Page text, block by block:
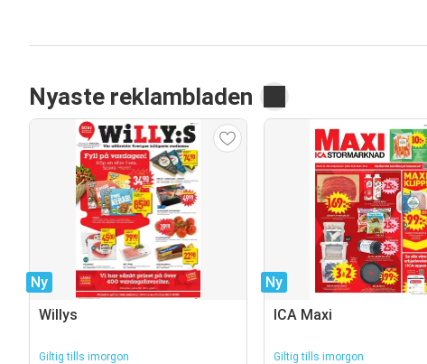
Nyaste reklambladen
Ny
Willys
Giltig tills imorgon
Ny
ICA Maxi
Giltig tills imorgon